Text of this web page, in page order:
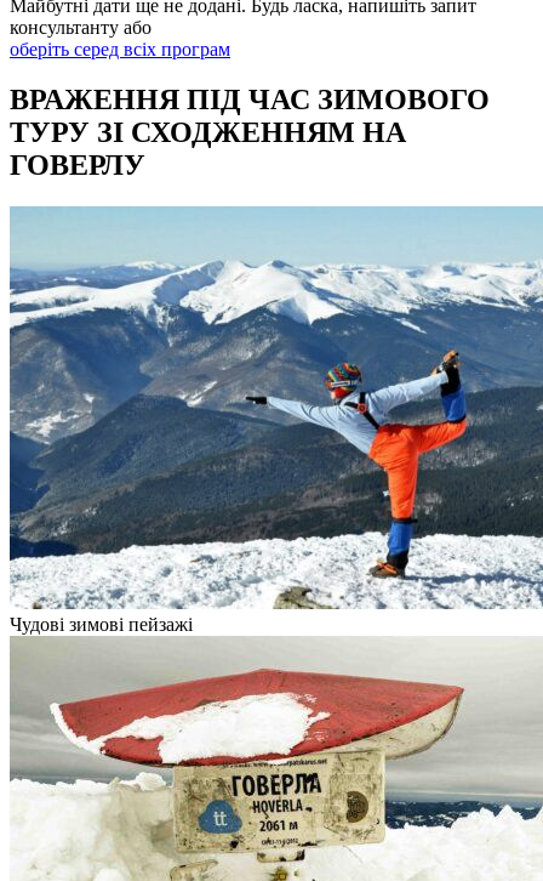
Майбутні дати ще не додані. Будь ласка, напишіть запит
консультанту або
оберіть серед всіх програм
ВРАЖЕННЯ ПІД ЧАС ЗИМОВОГО
ТУРУ ЗІ СХОДЖЕННЯМ НА
ГОВЕРЛУ
Чудові зимові пейзажі